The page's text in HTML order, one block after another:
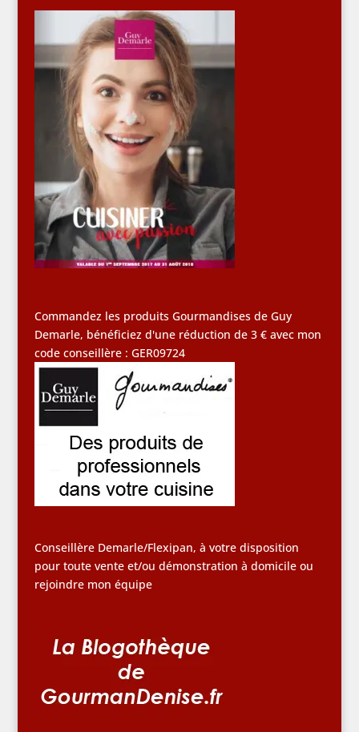
Commandez les produits Gourmandises de Guy
Demarle, bénéficiez d'une réduction de 3 € avec mon
code conseillère : GER09724
Conseillère Demarle/Flexipan, à votre disposition
pour toute vente et/ou démonstration à domicile ou
rejoindre mon équipe